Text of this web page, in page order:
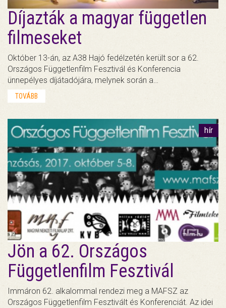
Díjazták a magyar független
filmeseket
Október 13-án, az A38 Hajó fedélzetén került sor a 62.
Országos Függetlenfilm Fesztivál és Konferencia
ünnepélyes díjátadójára, melynek során a…
TOVÁBB
hír
Jön a 62. Országos
Függetlenfilm Fesztivál
Immáron 62. alkalommal rendezi meg a MAFSZ az
Országos Függetlenfilm Fesztivált és Konferenciát. Az idei